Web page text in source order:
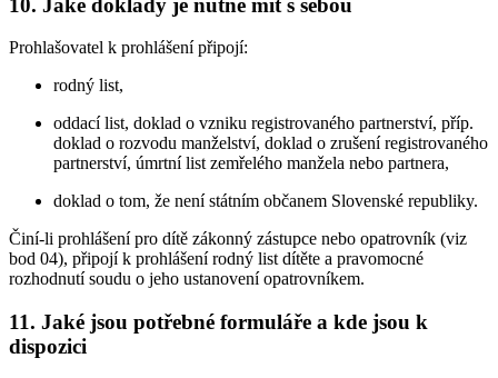
Prohlašovatel k prohlášení připojí:
rodný list,
oddací list, doklad o vzniku registrovaného partnerství, příp.
doklad o rozvodu manželství, doklad o zrušení registrovaného
partnerství, úmrtní list zemřelého manžela nebo partnera,
doklad o tom, že není státním občanem Slovenské republiky.
Činí-li prohlášení pro dítě zákonný zástupce nebo opatrovník (viz
bod 04), připojí k prohlášení rodný list dítěte a pravomocné
rozhodnutí soudu o jeho ustanovení opatrovníkem.
11. Jaké jsou potřebné formuláře a kde jsou k
dispozici